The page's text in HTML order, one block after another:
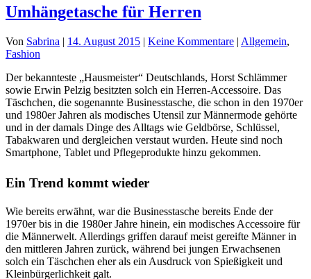
Umhängetasche für Herren
Von Sabrina | 14. August 2015 | Keine Kommentare | Allgemein,
Fashion
Der bekannteste „Hausmeister“ Deutschlands, Horst Schlämmer
sowie Erwin Pelzig besitzten solch ein Herren-Accessoire. Das
Täschchen, die sogenannte Businesstasche, die schon in den 1970er
und 1980er Jahren als modisches Utensil zur Männermode gehörte
und in der damals Dinge des Alltags wie Geldbörse, Schlüssel,
Tabakwaren und dergleichen verstaut wurden. Heute sind noch
Smartphone, Tablet und Pflegeprodukte hinzu gekommen.
Ein Trend kommt wieder
Wie bereits erwähnt, war die Businesstasche bereits Ende der
1970er bis in die 1980er Jahre hinein, ein modisches Accessoire für
die Männerwelt. Allerdings griffen darauf meist gereifte Männer in
den mittleren Jahren zurück, während bei jungen Erwachsenen
solch ein Täschchen eher als ein Ausdruck von Spießigkeit und
Kleinbürgerlichkeit galt.